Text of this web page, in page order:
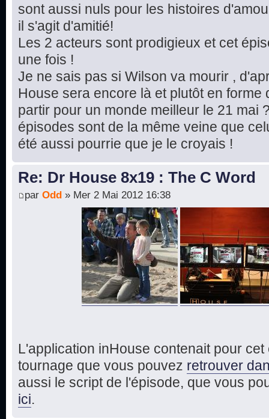
sont aussi nuls pour les histoires
il s'agit d'amitié!
Les 2 acteurs sont prodigieux et cet
une fois !
Je ne sais pas si Wilson va mourir ,
House sera encore là et plutôt en forme
partir pour un monde meilleur le 21 mai
épisodes sont de la même veine que
été aussi pourrie que je le croyais !
Re: Dr House 8x19 : The C Word
par Odd » Mer 2 Mai 2012 16:38
L'application inHouse contenait pour
tournage que vous pouvez retrouver
aussi le script de l'épisode, que vous
ici.